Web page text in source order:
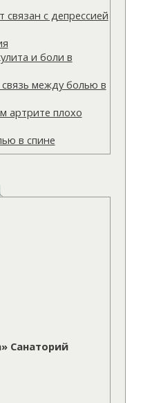
с депрессией
и боли в
между болью в
артрите плохо
в спине
Санаторий